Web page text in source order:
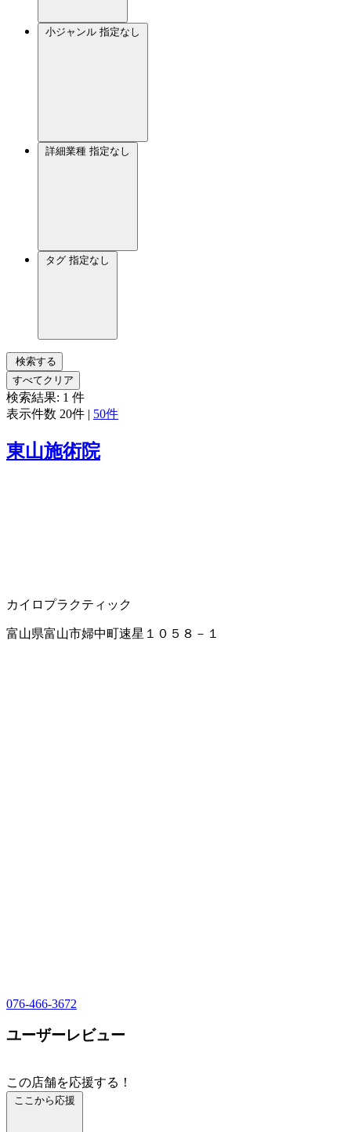
小ジャンル 指定なし
詳細業種 指定なし
タグ 指定なし
検索する
すべてクリア
検索結果: 1 件
表示件数 20件 | 50件
東山施術院
カイロプラクティック
富山県富山市婦中町速星１０５８－１
076-466-3672
ユーザーレビュー
この店舗を応援する！
ここから応援